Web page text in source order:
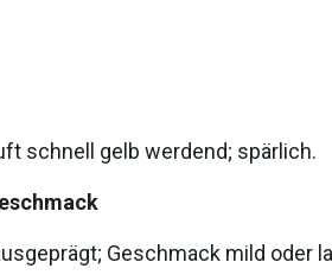
schnell gelb werdend; spärlich.
Geschmack mild oder